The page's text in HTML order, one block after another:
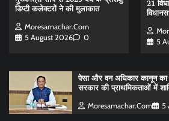
डिप्टी कलेक्टरों ने की मुलाकात
Moresamachar.com
5 August 2026
0
21
5
पेसा और वन अधिकार कानून का
सरकार की प्राथमिकताओं में
Moresamachar.com 5